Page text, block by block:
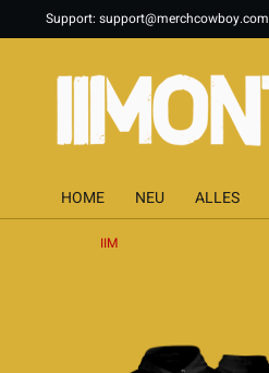
Support: support@merchcowboy.com
HOME NEU ALLES
IIM